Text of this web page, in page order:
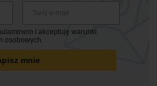
i akceptuję warunki
osobowych.
mnie